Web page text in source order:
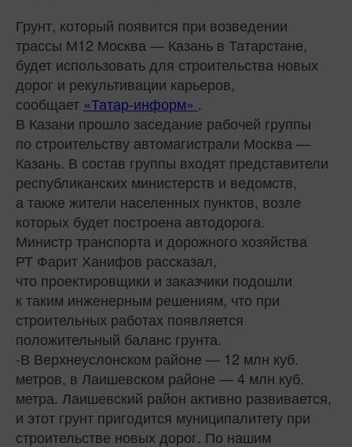
Грунт, который появится при возведении
трассы М12 Москва — Казань в Татарстане,
будет использовать для строительства новых
дорог и рекультивации карьеров,
сообщает «Татар-информ» .
В Казани прошло заседание рабочей группы
по строительству автомагистрали Москва —
Казань. В состав группы входят представители
республиканских министерств и ведомств,
а также жители населенных пунктов, возле
которых будет построена автодорога.
Министр транспорта и дорожного хозяйства
РТ Фарит Ханифов рассказал,
что проектировщики и заказчики подошли
к таким инженерным решениям, что при
строительных работах появляется
положительный баланс грунта.
-В Верхнеуслонском районе — 12 млн куб.
метров, в Лаишевском районе — 4 млн куб.
метра. Лаишевский район активно развивается,
и этот грунт пригодится муниципалитету при
строительстве новых дорог. По нашим